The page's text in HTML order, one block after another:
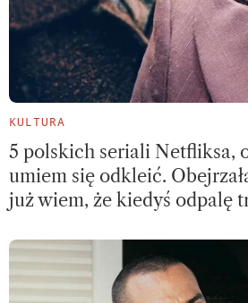
KULTURA
5 polskich seriali Netfliksa,
umiem się odkleić.
już wiem, że kiedyś odpalę